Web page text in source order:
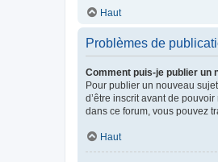
Haut
Problèmes de
Comment puis-je publier un
Pour publier un nouveau
d’être inscrit avant de
dans ce forum, vous pouvez
Haut